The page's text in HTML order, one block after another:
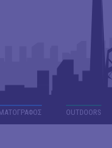
OUTDΟORS